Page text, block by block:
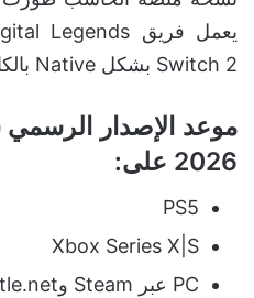
Switch 2 بشكل Native بالكامل.
2026 على:
PS5
Xbox Series X|S
PC عبر Steam وBattle.net وXbox PC